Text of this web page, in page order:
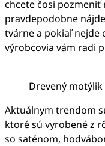
chcete čosi
pravdepodobne
tvárne a pokiaľ nejde
výrobcovia vám radi
Drevený
Aktuálnym trendom
ktoré sú vyrobené z
so saténom,